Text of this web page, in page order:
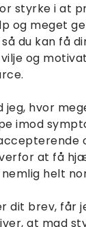
styrke i at
og meget
du kan få
og
jeg, hvor
imod
at få
helt
dit brev, får
at mad